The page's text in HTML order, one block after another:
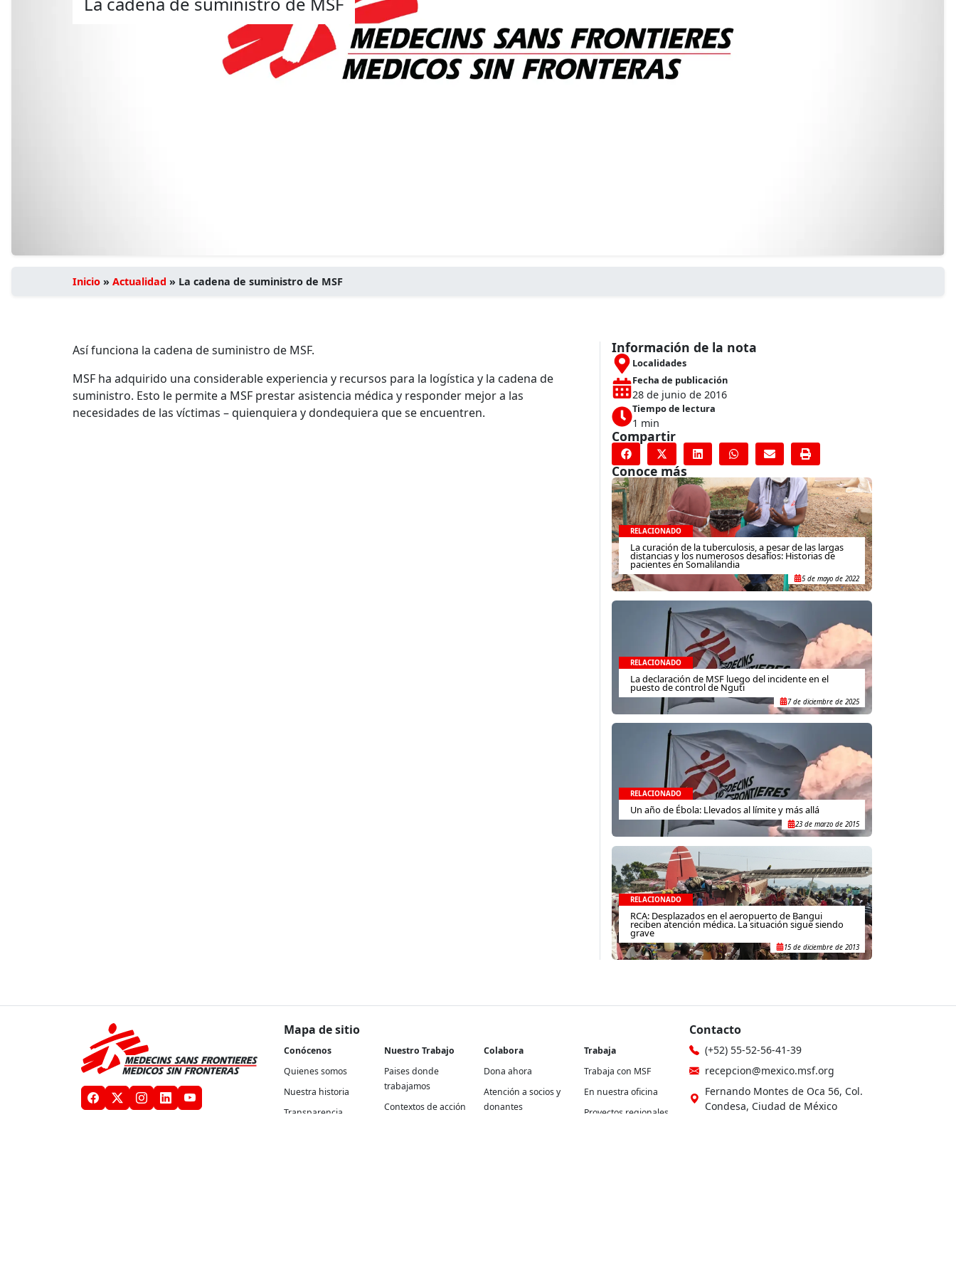
Inicio » Actualidad » La cadena de suministro de MSF
Así funciona la cadena de suministro de MSF.
MSF ha adquirido una considerable experiencia y recursos para la logística y la cadena de
suministro. Esto le permite a MSF prestar asistencia médica y responder mejor a las
necesidades de las víctimas – quienquiera y dondequiera que se encuentren.
Información de la nota
Localidades
Fecha de publicación
28 de junio de 2016
Tiempo de lectura
1 min
Compartir
Conoce más
RELACIONADO
La curación de la tuberculosis, a pesar de las largas
distancias y los numerosos desafíos: Historias de
pacientes en Somalilandia
5 de mayo de 2022
RELACIONADO
La declaración de MSF luego del incidente en el
puesto de control de Nguti
7 de diciembre de 2025
RELACIONADO
Un año de Ébola: Llevados al límite y más allá
23 de marzo de 2015
RELACIONADO
RCA: Desplazados en el aeropuerto de Bangui
reciben atención médica. La situación sigue siendo
grave
15 de diciembre de 2013
Mapa de sitio
Conócenos
Quienes somos
Nuestra historia
Transparencia
Nuestro Trabajo
Paises donde
trabajamos
Contextos de acción
Colabora
Dona ahora
Atención a socios y
donantes
Trabaja
Trabaja con MSF
En nuestra oficina
Proyectos regionales
Contacto
(+52) 55-52-56-41-39
recepcion@mexico.msf.org
Fernando Montes de Oca 56, Col.
Condesa, Ciudad de México